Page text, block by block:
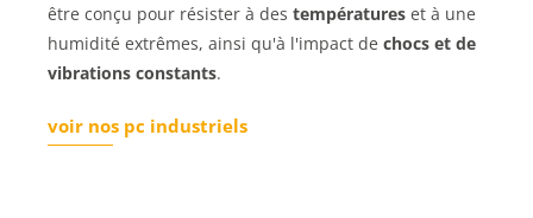
être conçu pour résister à des températures et à une
humidité extrêmes, ainsi qu'à l'impact de chocs et de
vibrations constants.
voir nos pc industriels